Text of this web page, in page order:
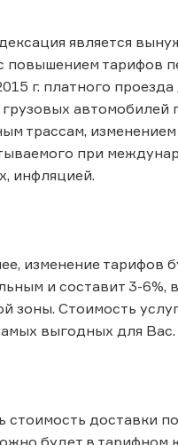
является
повышением тарифов
г. платного
грузовых автомобилей
трассам,
при
инфляцией.
изменение тарифов
и составит 3-6%,
зоны. Стоимость
выгодных для Вас.
стоимость доставки
будет в тарифном